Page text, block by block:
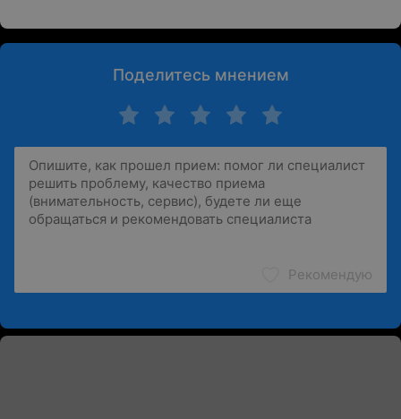
Поделитесь мнением
Рекомендую